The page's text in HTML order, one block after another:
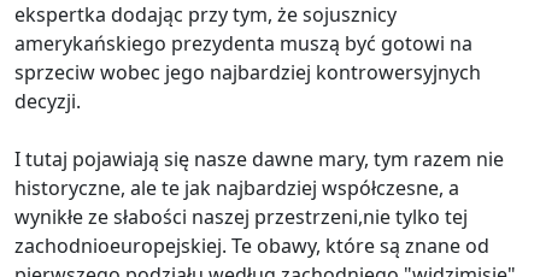
ekspertka dodając przy tym, że sojusznicy
amerykańskiego prezydenta muszą być gotowi na
sprzeciw wobec jego najbardziej kontrowersyjnych
decyzji.
I tutaj pojawiają się nasze dawne mary, tym razem nie
historyczne, ale te jak najbardziej współczesne, a
wynikłe ze słabości naszej przestrzeni,nie tylko tej
zachodnioeuropejskiej. Te obawy, które są znane od